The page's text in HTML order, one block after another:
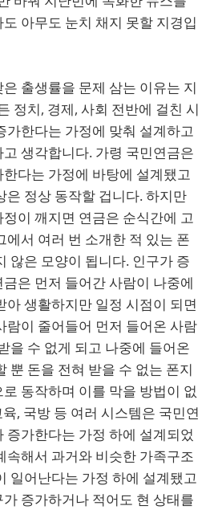
아무도 눈치 채지 못할 지경입
출생률을 문제 삼는 이유는 지
정치, 경제, 사회 전반에 걸친 시
가한다는 가정에 맞춰 설계하고
생각합니다. 가령 국민연금은
다는 가정에 바탕에 설계됐고
은 정상 동작할 겁니다. 하지만
이 깨지면 연금은 순식간에 고
에서 여러 번 소개한 적 있는 폰
않은 모양이 됩니다. 인구가 증
은 먼저 들어간 사람이 나중에
아 생활하지만 일정 시점이 되면
람이 줄어들어 먼저 들어온 사람
을 수 없게 되고 나중에 들어온
뿐 돈을 전혀 받을 수 없는 폰지
동작하며 이를 막을 방법이 없
, 국방 등 여러 시스템은 국민연
증가한다는 가정 하에 설계되었
속해서 과거와 비슷한 가족구조
일어난다는 가정 하에 설계됐고
증가하거나 적어도 현 상태를